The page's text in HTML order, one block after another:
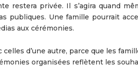
restera privée. Il s’agira quand
publiques. Une famille pourrait
aux cérémonies.
d’une autre, parce que les
organisées reflètent les